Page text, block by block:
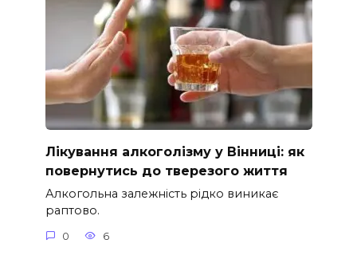
Лікування алкоголізму у Вінниці: як
повернутись до тверезого життя
Алкогольна залежність рідко виникає
раптово.
0 6